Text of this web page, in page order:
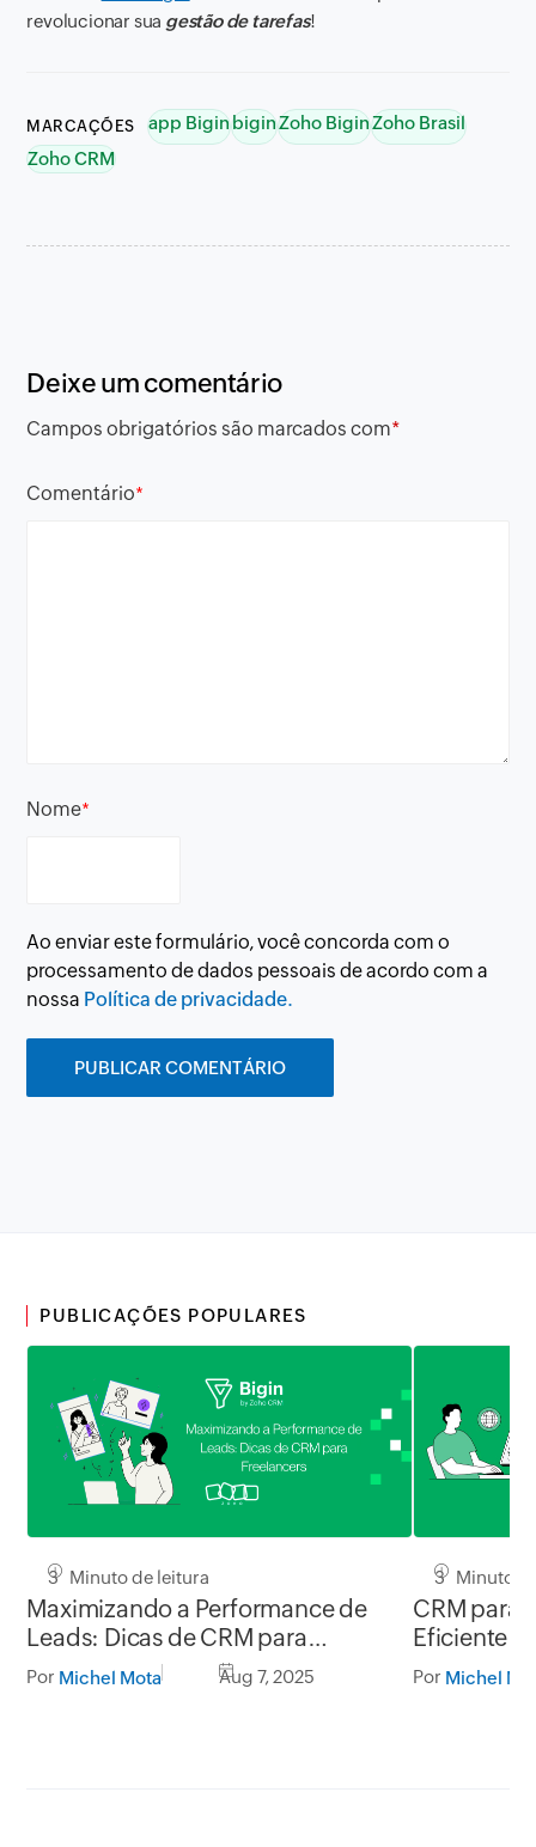
revolucionar sua gestão de tarefas!
MARCAÇÕES app BiginbiginZoho BiginZoho Brasil
Zoho CRM
Deixe um comentário
Campos obrigatórios são marcados com*
Comentário*
Nome*
Ao enviar este formulário, você concorda com o
processamento de dados pessoais de acordo com a
nossa Política de privacidade.
PUBLICAÇÕES POPULARES
3 Minuto de leitura
Maximizando a Performance de
Leads: Dicas de CRM para
Freelancers
Por Michel Mota Aug 7, 2025
3 Minuto
CRM para
Eficiente
Por Michel